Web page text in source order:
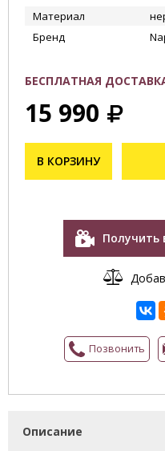
Материал
Бренд
БЕСПЛАТНАЯ
15 990
В КОРЗИНУ
Получить
Позвонить
Описание